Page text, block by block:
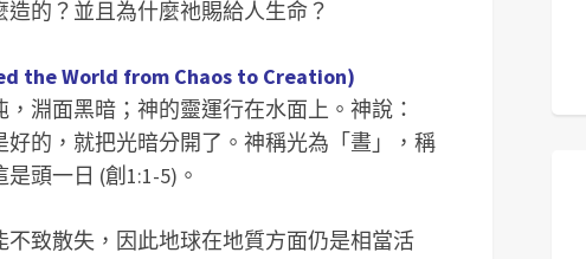
的？並且為什麼祂賜給人生命？
the World from Chaos to Creation)
淵面黑暗；神的靈運行在水面上。神說：
好的，就把光暗分開了。神稱光為「晝」，稱
頭一日 (創1:1-5)。
致散失，因此地球在地質方面仍是相當活